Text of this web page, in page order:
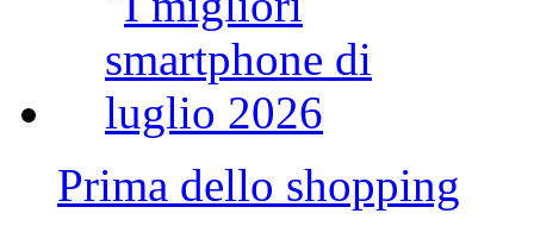
Prima dello shopping